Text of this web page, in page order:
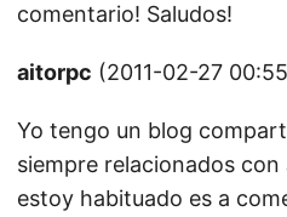
comentario! Saludos!
aitorpc (2011-02-27
Yo tengo un blog
siempre relacionados
estoy habituado es a